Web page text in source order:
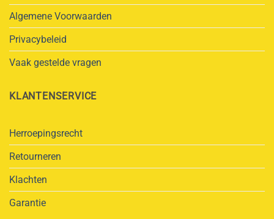
Algemene Voorwaarden
Privacybeleid
Vaak gestelde vragen
KLANTENSERVICE
Herroepingsrecht
Retourneren
Klachten
Garantie